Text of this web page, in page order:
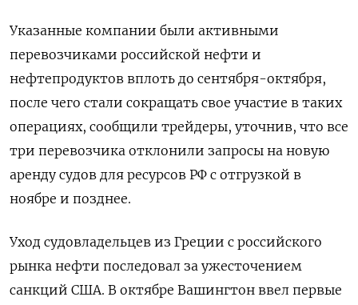
Указанные компании были активными
перевозчиками российской нефти и
нефтепродуктов вплоть до сентября-октября,
после чего стали сокращать свое участие в таких
операциях, сообщили трейдеры, уточнив, что все
три перевозчика отклонили запросы на новую
аренду судов для ресурсов РФ с отгрузкой в
ноябре и позднее.
Уход судовладельцев из Греции с российского
рынка нефти последовал за ужесточением
санкций США. В октябре Вашингтон ввел первые